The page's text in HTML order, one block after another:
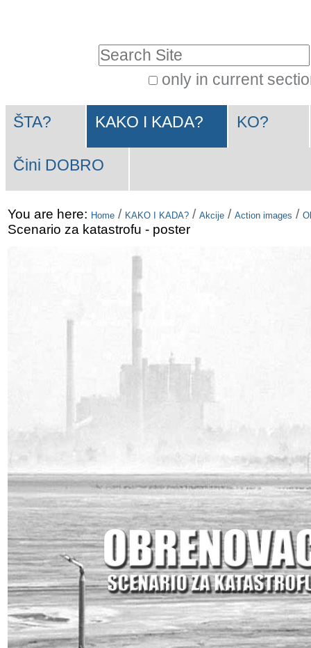
Skip
to
navigation
only in current
Search…
Navigation
ŠTA? KAKO I KADA? KO?
Čini DOBRO
You are here: Home / KAKO I KADA? / Akcije / Action images /
Scenario za katastrofu - poster